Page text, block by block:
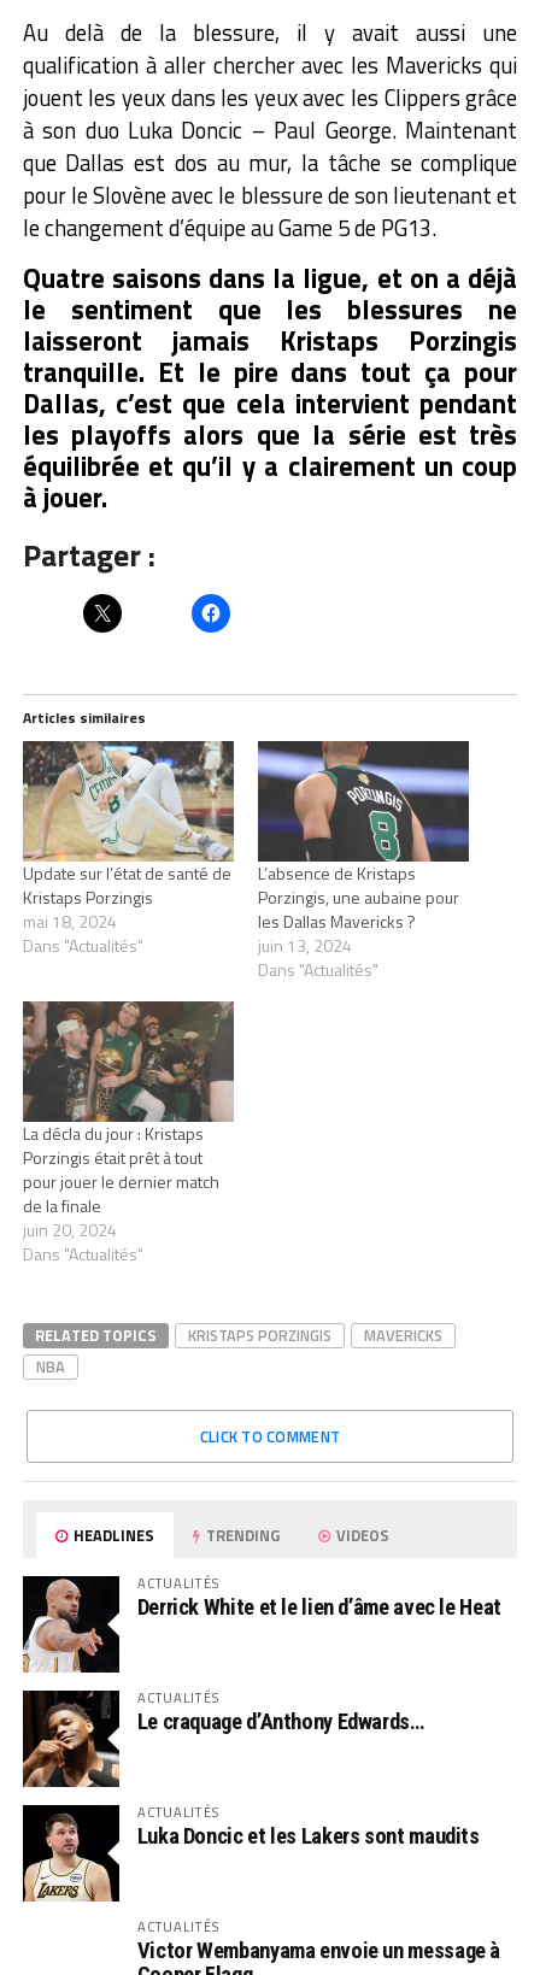
Au delà de la blessure, il y avait aussi une
qualification à aller chercher avec les Mavericks qui
jouent les yeux dans les yeux avec les Clippers grâce
à son duo Luka Doncic – Paul George. Maintenant
que Dallas est dos au mur, la tâche se complique
pour le Slovène avec le blessure de son lieutenant et
le changement d’équipe au Game 5 de PG13.
Quatre saisons dans la ligue, et on a déjà
le sentiment que les blessures ne
laisseront jamais Kristaps Porzingis
tranquille. Et le pire dans tout ça pour
Dallas, c’est que cela intervient pendant
les playoffs alors que la série est très
équilibrée et qu’il y a clairement un coup
à jouer.
Partager :
Articles similaires
Update sur l’état de santé de
Kristaps Porzingis
mai 18, 2024
Dans "Actualités"
L’absence de Kristaps
Porzingis, une aubaine pour
les Dallas Mavericks ?
juin 13, 2024
Dans "Actualités"
La décla du jour : Kristaps
Porzingis était prêt à tout
pour jouer le dernier match
de la finale
juin 20, 2024
Dans "Actualités"
RELATED TOPICS KRISTAPS PORZINGIS
MAVERICKS
NBA
CLICK TO COMMENT
HEADLINES TRENDING VIDEOS
ACTUALITÉS
Derrick White et le lien d’âme avec le Heat
ACTUALITÉS
Le craquage d’Anthony Edwards…
ACTUALITÉS
Luka Doncic et les Lakers sont maudits
ACTUALITÉS
Victor Wembanyama envoie un message à